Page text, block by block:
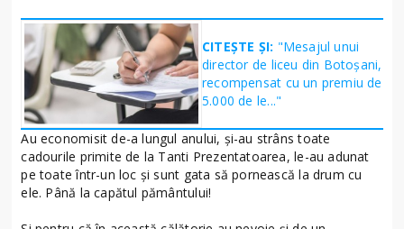
CITEȘTE ȘI: "Mesajul unui
director de liceu din Botoșani,
recompensat cu un premiu de
5.000 de le..."
Au economisit de-a lungul anului, și-au strâns toate
cadourile primite de la Tanti Prezentatoarea, le-au adunat
pe toate într-un loc și sunt gata să pornească la drum cu
ele. Până la capătul pământului!